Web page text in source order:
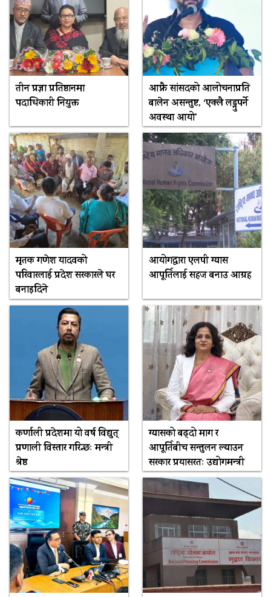
तीन प्रज्ञा प्रतिष्ठानमा
पदाधिकारी नियुक्त
आफ्नै सांसदको आलोचनाप्रति
बालेन असन्तुष्ट, ‘एक्लै लड्नुपर्ने
अवस्था आयो’
मृतक गणेश यादवको
परिवारलाई प्रदेश सरकारले घर
बनाइदिने
आयोगद्वारा एलपी ग्यास
आपूर्तिलाई सहज बनाउ आग्रह
कर्णाली प्रदेशमा यो वर्ष विद्युत्
प्रणाली विस्तार गरिन्छः मन्त्री
श्रेष्ठ
ग्यासको बढ्दो माग र
आपूर्तिबीच सन्तुलन ल्याउन
सरकार प्रयासरतः उद्योगमन्त्री